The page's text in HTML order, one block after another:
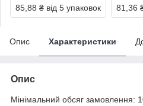
85,88 ₴ від 5 упаковок 81,36
Опис Характеристики
Опис
Мінімальний обсяг замовлення: